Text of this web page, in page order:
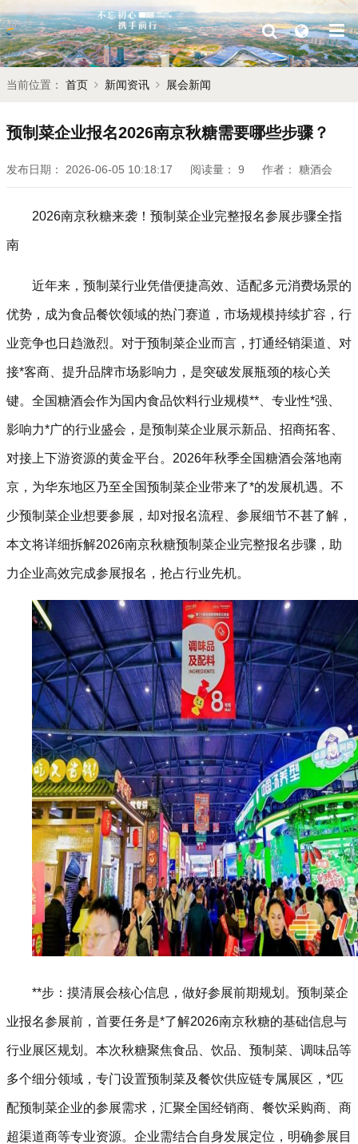
当前位置： 首页 新闻资讯 展会新闻
预制菜企业报名2026南京秋糖需要哪些步骤？
发布日期： 2026-06-05 10:18:17 阅读量： 9 作者： 糖酒会
2026南京秋糖来袭！预制菜企业完整报名参展步骤全指
南
近年来，预制菜行业凭借便捷高效、适配多元消费场景的
优势，成为食品餐饮领域的热门赛道，市场规模持续扩容，行
业竞争也日趋激烈。对于预制菜企业而言，打通经销渠道、对
接*客商、提升品牌市场影响力，是突破发展瓶颈的核心关
键。 全国糖酒会作为国内食品饮料行业规模**、专业性*强、
影响力*广的行业盛会，是预制菜企业展示新品、招商拓客、
对接上下游资源的黄金平台。2026年秋季全国糖酒会落地南
京，为华东地区乃至全国预制菜企业带来了*的发展机遇。不
少预制菜企业想要参展，却对报名流程、参展细节不甚了解，
本文将详细拆解2026南京秋糖预制菜企业完整报名步骤，助
力企业高效完成参展报名，抢占行业先机。
**步：摸清展会核心信息，做好参展前期规划。预制菜企
业报名参展前，首要任务是*了解2026南京秋糖的基础信息与
行业展区规划。本次秋糖聚焦食品、饮品、预制菜、调味品等
多个细分领域，专门设置预制菜及餐饮供应链专属展区，*匹
配预制菜企业的参展需求，汇聚全国经销商、餐饮采购商、商
超渠道商等专业资源。企业需结合自身发展定位，明确参展目